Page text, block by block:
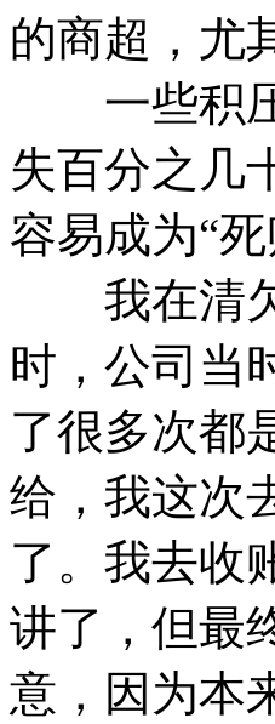
的商超，尤
一些积压
失百分之几
容易成为“死
我在清欠
时，公司当
了很多次都
给，我这次
了。我去收
讲了，但最
意，因为本